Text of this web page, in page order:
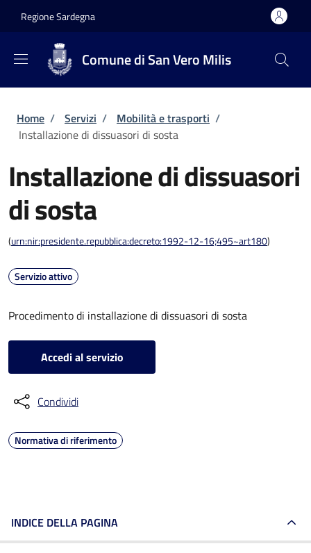
Regione Sardegna
Comune di San Vero Milis
Briciole di pane
Home / Servizi / Mobilità e trasporti /
Installazione di dissuasori di sosta
Installazione di dissuasori
di sosta
(urn:nir:presidente.repubblica:decreto:1992-12-16;495~art180)
Servizio attivo
Procedimento di installazione di dissuasori di sosta
Accedi al servizio
Condividi
Normativa di riferimento
INDICE DELLA PAGINA